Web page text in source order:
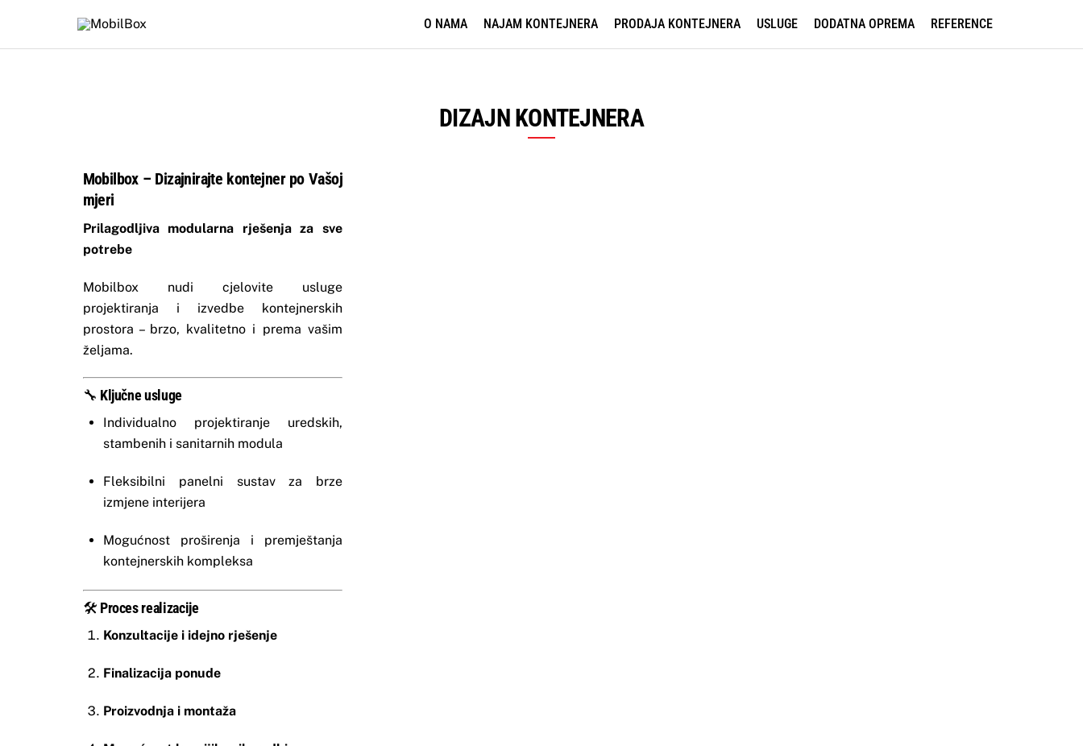
content
O NAMA NAJAM KONTEJNERA PRODAJA KONTEJNERA USLUGE DODATNA OPREMA REFERENCE
DIZAJN KONTEJNERA
Mobilbox – Dizajnirajte kontejner po Vašoj
mjeri
Prilagodljiva modularna rješenja za sve
potrebe
Mobilbox nudi cjelovite usluge
projektiranja i izvedbe kontejnerskih
prostora – brzo, kvalitetno i prema vašim
željama.
🔧 Ključne usluge
Individualno projektiranje uredskih,
stambenih i sanitarnih modula
Fleksibilni panelni sustav za brze
izmjene interijera
Mogućnost proširenja i premještanja
kontejnerskih kompleksa
🛠️ Proces realizacije
Konzultacije i idejno rješenje
Finalizacija ponude
Proizvodnja i montaža